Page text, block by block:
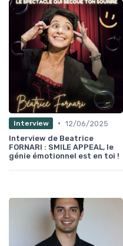
Interview • 12/06/2025
Interview de Beatrice
FORNARI : SMILE APPEAL, le
génie émotionnel est en toi !